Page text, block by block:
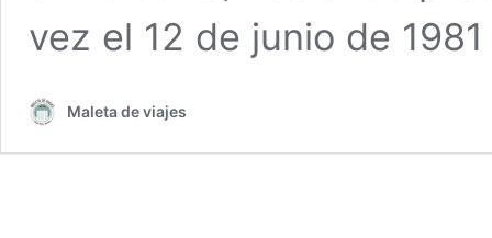
vez el 12 de junio de 1981
Maleta de viajes